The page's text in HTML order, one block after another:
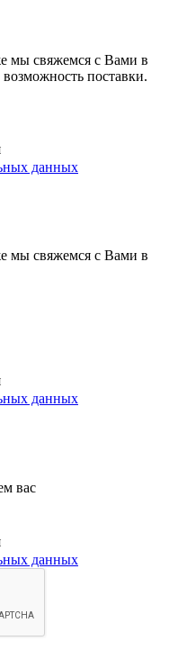
мы свяжемся с Вами в
поставки.
данных
мы свяжемся с Вами в
данных
вас
данных